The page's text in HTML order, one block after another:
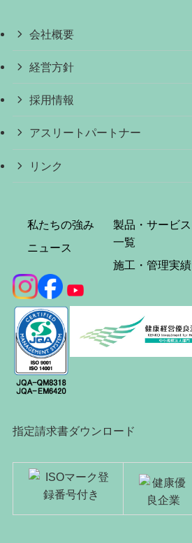
会社概要
経営方針
採用情報
アスリートパートナー
リンク
私たちの強み
ニュース
製品・サービス
一覧
施工・管理実績
指定請求書ダウンロード